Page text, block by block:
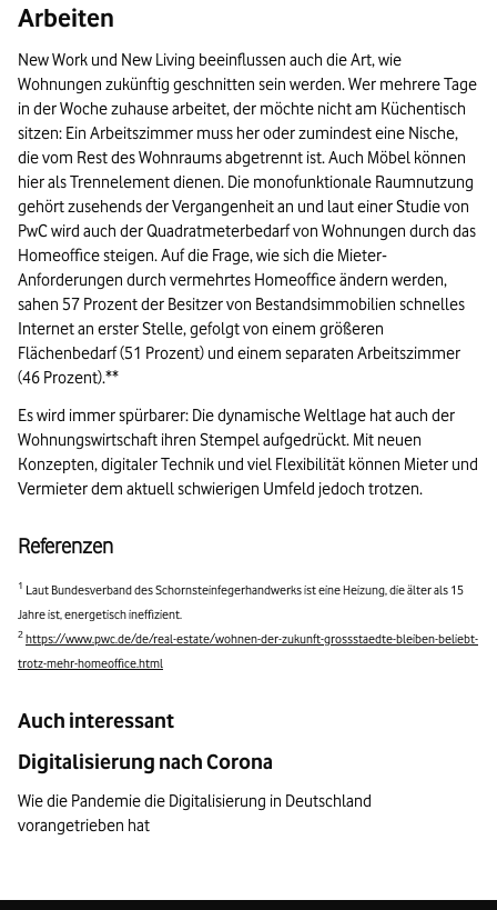
Arbeiten
New Work und New Living beeinflussen auch die Art, wie
Wohnungen zukünftig geschnitten sein werden. Wer mehrere Tage
in der Woche zuhause arbeitet, der möchte nicht am Küchentisch
sitzen: Ein Arbeitszimmer muss her oder zumindest eine Nische,
die vom Rest des Wohnraums abgetrennt ist. Auch Möbel können
hier als Trennelement dienen. Die monofunktionale Raumnutzung
gehört zusehends der Vergangenheit an und laut einer Studie von
PwC wird auch der Quadratmeterbedarf von Wohnungen durch das
Homeoffice steigen. Auf die Frage, wie sich die Mieter-
Anforderungen durch vermehrtes Homeoffice ändern werden,
sahen 57 Prozent der Besitzer von Bestandsimmobilien schnelles
Internet an erster Stelle, gefolgt von einem größeren
Flächenbedarf (51 Prozent) und einem separaten Arbeitszimmer
(46 Prozent).**
Es wird immer spürbarer: Die dynamische Weltlage hat auch der
Wohnungswirtschaft ihren Stempel aufgedrückt. Mit neuen
Konzepten, digitaler Technik und viel Flexibilität können Mieter und
Vermieter dem aktuell schwierigen Umfeld jedoch trotzen.
Referenzen
1 Laut Bundesverband des Schornsteinfegerhandwerks ist eine Heizung, die älter als 15
Jahre ist, energetisch ineffizient.
2 https://www.pwc.de/de/real-estate/wohnen-der-zukunft-grossstaedte-bleiben-beliebt-
trotz-mehr-homeoffice.html
Auch interessant
Digitalisierung nach Corona
Wie die Pandemie die Digitalisierung in Deutschland
vorangetrieben hat